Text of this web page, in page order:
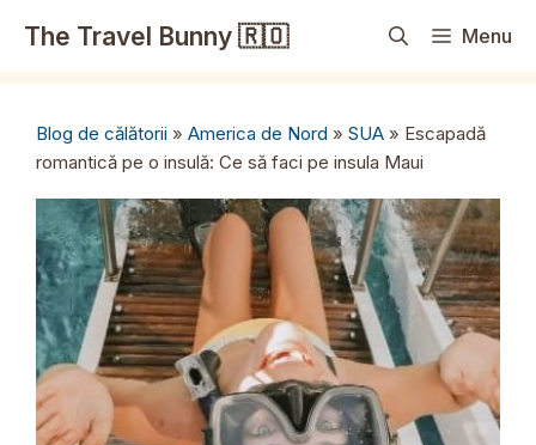
The Travel Bunny 🇷🇴 Menu
Blog de călătorii » America de Nord » SUA » Escapadă
romantică pe o insulă: Ce să faci pe insula Maui